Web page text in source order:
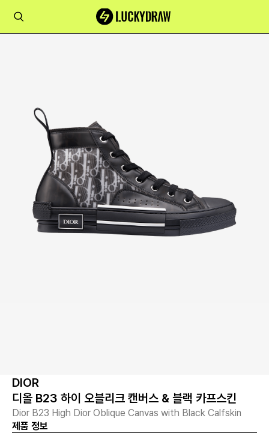
DIOR
디올 B23 하이 오블리크 캔버스 & 블랙 카프스킨
Dior B23 High Dior Oblique Canvas with Black Calfskin
제품 정보